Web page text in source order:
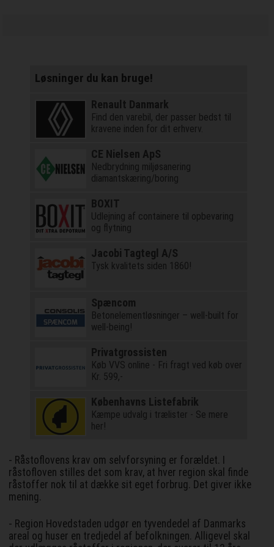
Løsninger du kan bruge!
Renault Danmark
Find den varebil, der passer bedst til
kravene inden for dit erhverv.
CE Nielsen ApS
Nedbrydning miljøsanering
diamantskæring/boring
BOXIT
Udlejning af containere til opbevaring
og flytning
Jacobi Tagtegl A/S
Tysk kvalitets siden 1860!
Spæncom
Betonelementløsninger – well-built for
well-being!
Privatgrossisten
Køb VVS online - Fri fragt ved køb over
Kr. 599,-
Københavns Listefabrik
Kæmpe udvalg i trælister - Se mere
her!
- Råstoflovens krav om selvforsyning er forældet. I
råstofloven stilles det som krav, at hver region skal finde
råstoffer nok til at dække sit eget forbrug. Det giver ikke
mening.
- Region Hovedstaden udgør en tyvendedel af Danmarks
areal og huser en tredjedel af befolkningen. Alligevel skal